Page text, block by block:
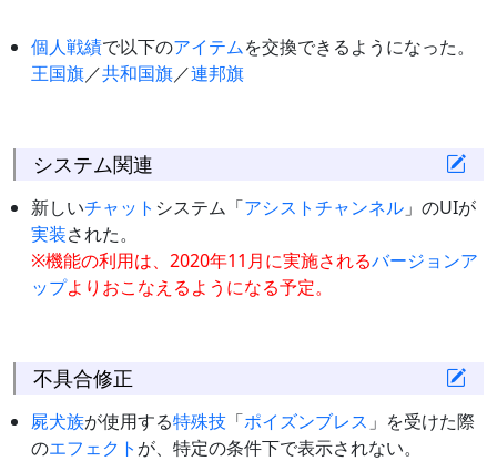
個人戦績で以下のアイテムを交換できるようになった。
王国旗／共和国旗／連邦旗
システム関連
新しいチャット システム「アシストチャンネル 」のUIが
実装された。
※機能の利用は、2020年11月に実施されるバージョンア
ップよりおこなえるようになる予定。
不具合修正
屍犬族が使用する特殊技 「ポイズンブレス 」を受けた際
のエフェクト が、特定の条件下で表示されない。